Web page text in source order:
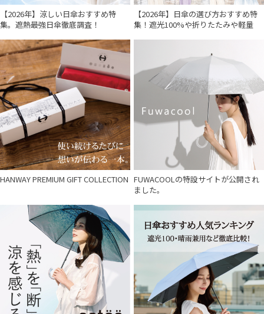
在庫表示
販売状況
入荷状況
【2026年】涼しい日傘おすすめ特
集。遮熱最強日傘徹底調査！
【2026年】日傘の選び方おすすめ特
集！遮光100%や折りたたみや軽量
HANWAY PREMIUM GIFT COLLECTION FUWACOOLの特設サイトが公開され
ました。